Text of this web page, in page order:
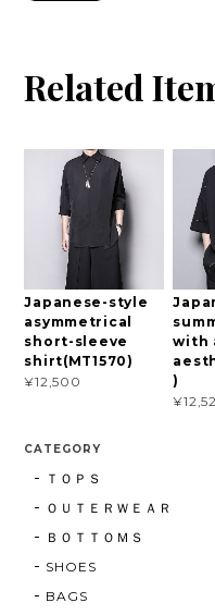
Related
Japanese-style
asymmetrical
short-sleeve
shirt(MT1570)
¥12,500
with
)
CATEGORY
ＴＯＰＳ
ＯＵＴＥＲＷＥＡＲ
ＢＯＴＴＯＭＳ
SHOES
BAGS